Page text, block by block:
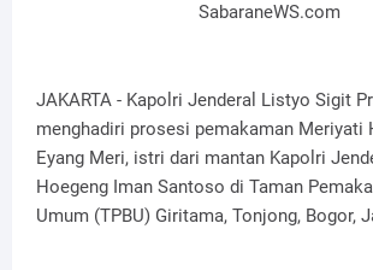
SabaraneWS.com
JAKARTA - Kapolri Jenderal Listyo Sigit
menghadiri prosesi pemakaman Meriyati
Eyang Meri, istri dari mantan Kapolri
Hoegeng Iman Santoso di Taman
Umum (TPBU) Giritama, Tonjong, Bogor,